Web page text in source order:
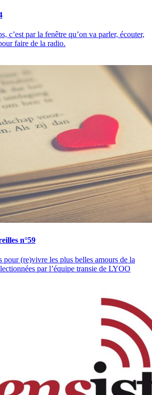
c’est par la fenêtre qu’on va parler, écouter,
faire de la radio.
n°59
pour (re)vivre les plus belles amours de la
par l’équipe transie de LYOO